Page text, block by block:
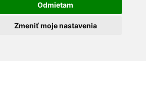
Odmietam
Zmeniť moje nastavenia
ks (8000 ks
2000 ks s